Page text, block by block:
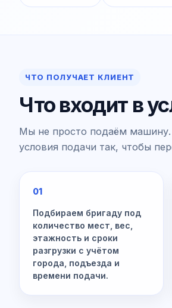
ЧТО ПОЛУЧАЕТ КЛИЕНТ
Что входит в
Мы не просто подаём машину.
условия подачи так, чтобы
01
Подбираем бригаду под
количество мест, вес,
этажность и сроки
разгрузки с учётом
города, подъезда и
времени подачи.